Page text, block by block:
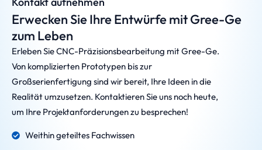
Erwecken Sie Ihre Entwürfe mit Gree-Ge
zum Leben
Erleben Sie CNC-Präzisionsbearbeitung mit Gree-Ge.
Von komplizierten Prototypen bis zur
Großserienfertigung sind wir bereit, Ihre Ideen in die
Realität umzusetzen. Kontaktieren Sie uns noch heute,
um Ihre Projektanforderungen zu besprechen!
Weithin geteiltes Fachwissen